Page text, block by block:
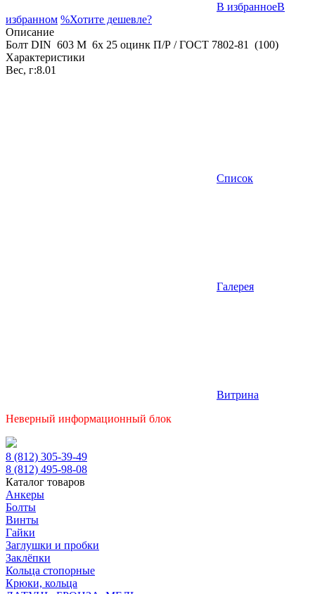
В избранноеВ
избранном %Хотите дешевле?
Описание
Болт DIN 603 M 6x 25 оцинк П/Р / ГОСТ 7802-81 (100)
Характеристики
Вес, г:8.01
Список
Галерея
Витрина
Неверный информационный блок
8 (812) 305-39-49
8 (812) 495-98-08
Каталог товаров
Анкеры
Болты
Винты
Гайки
Заглушки и пробки
Заклёпки
Кольца стопорные
Крюки, кольца